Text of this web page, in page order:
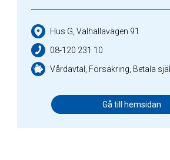
Hus G, Valhallavägen 91
08-120 231 10
Vårdavtal, Försäkring, Betala
Gå till hemsidan